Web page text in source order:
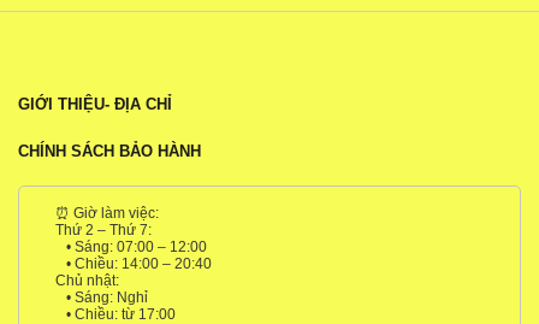
GIỚI THIỆU- ĐỊA CHỈ
CHÍNH SÁCH BẢO HÀNH
⏰ Giờ làm việc:
Thứ 2 – Thứ 7:
• Sáng: 07:00 – 12:00
• Chiều: 14:00 – 20:40
Chủ nhật:
• Sáng: Nghỉ
• Chiều: từ 17:00